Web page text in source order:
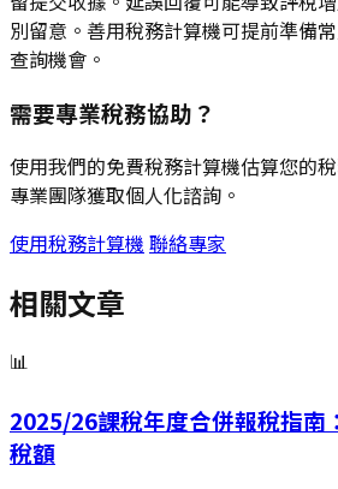
別留意。善用稅務計算機可提前準備
查詢機會。
需要專業稅務協助？
使用我們的免費稅務計算機估算您的
專業團隊獲取個人化諮詢。
使用稅務計算機 聯絡專家
相關文章
📊
2025/26課稅年度合併報稅指南
稅額